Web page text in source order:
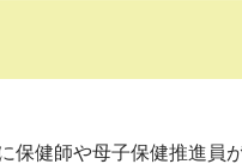
保健師や母子保健推進員